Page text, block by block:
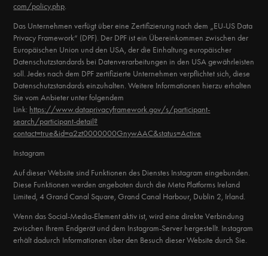
com/policy.php.
Das Unternehmen verfügt über eine Zertifizierung nach dem „EU-US Data
Privacy Framework“ (DPF). Der DPF ist ein Übereinkommen zwischen der
Europäischen Union und den USA, der die Einhaltung europäischer
Datenschutzstandards bei Datenverarbeitungen in den USA gewährleisten
soll. Jedes nach dem DPF zertifizierte Unternehmen verpflichtet sich, diese
Datenschutzstandards einzuhalten. Weitere Informationen hierzu erhalten
Sie vom Anbieter unter folgendem
Link: https://www.dataprivacyframework.gov/s/participant-
search/participant-detail?
contact=true&id=a2zt0000000GnywAAC&status=Active
Instagram
Auf dieser Website sind Funktionen des Dienstes Instagram eingebunden.
Diese Funktionen werden angeboten durch die Meta Platforms Ireland
Limited, 4 Grand Canal Square, Grand Canal Harbour, Dublin 2, Irland.
Wenn das Social-Media-Element aktiv ist, wird eine direkte Verbindung
zwischen Ihrem Endgerät und dem Instagram-Server hergestellt. Instagram
erhält dadurch Informationen über den Besuch dieser Website durch Sie.